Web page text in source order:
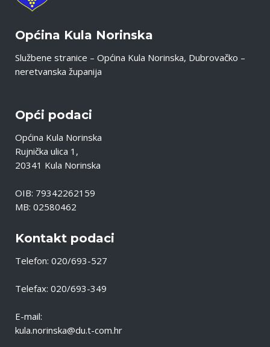
Općina Kula Norinska
Službene stranice – Općina Kula Norinska, Dubrovačko –
neretvanska županija
Opći podaci
Općina Kula Norinska
Rujnička ulica 1,
20341 Kula Norinska
OIB: 79342262159
MB: 02580462
Kontakt podaci
Telefon: 020/693-527
Telefax: 020/693-349
E-mail:
kula.norinska@du.t-com.hr